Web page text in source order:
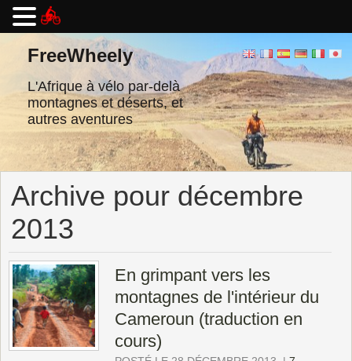
contenuFreeWheely
L'Afrique à vélo par-delà
montagnes et déserts, et
autres aventures
Archive pour décembre
2013
En grimpant vers les
montagnes de l'intérieur du
Cameroun (traduction en
cours)